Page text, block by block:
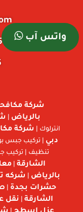
واتس آب
شركة
بالرياض
انترلوك |
شركة
دبي | تركيب جبس
تنظيف | تركيب
الشارقة |
بالرياض
شركه
حشرات بجدة
الشارقة
نقل